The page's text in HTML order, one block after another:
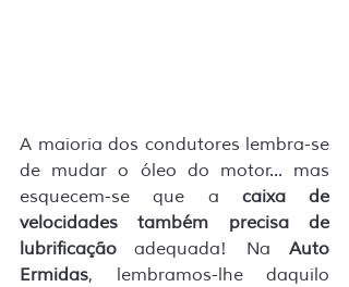
A maioria dos condutores lembra-se
de mudar o óleo do motor... mas
esquecem-se que a caixa de
velocidades também precisa de
lubrificação adequada! Na Auto
Ermidas, lembramos-lhe daquilo